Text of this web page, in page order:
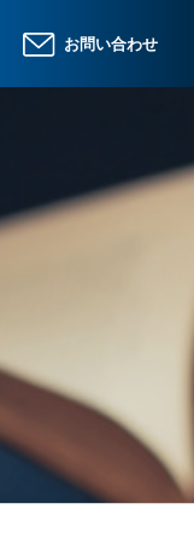
お問い合わせ